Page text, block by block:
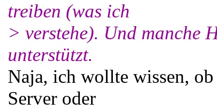
treiben (was ich
> verstehe). Und manche
unterstützt.
Naja, ich wollte wissen,
Server oder